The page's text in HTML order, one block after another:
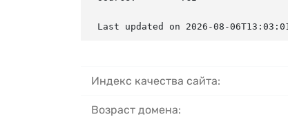
Last updated on 2026-08-
Индекс качества сайта:
Возраст домена: